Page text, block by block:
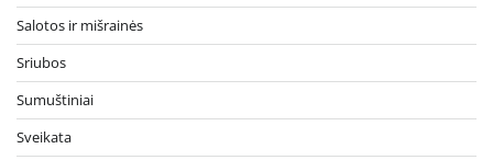
Salotos ir mišrainės
Sriubos
Sumuštiniai
Sveikata